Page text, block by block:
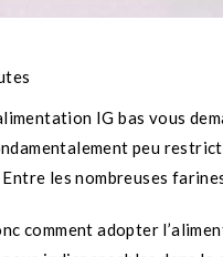
IG bas vous
peu
les nombreuses
comment adopter